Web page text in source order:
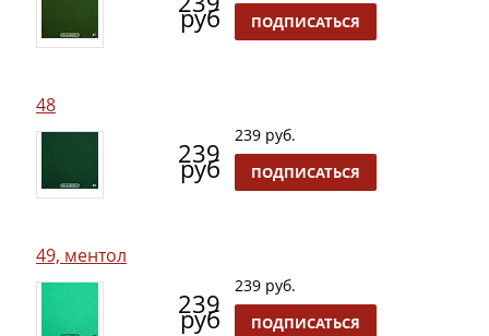
руб ПОДПИСАТЬСЯ
48
239
руб
239 руб.
ПОДПИСАТЬСЯ
49, ментол
239
руб
239 руб.
ПОДПИСАТЬСЯ